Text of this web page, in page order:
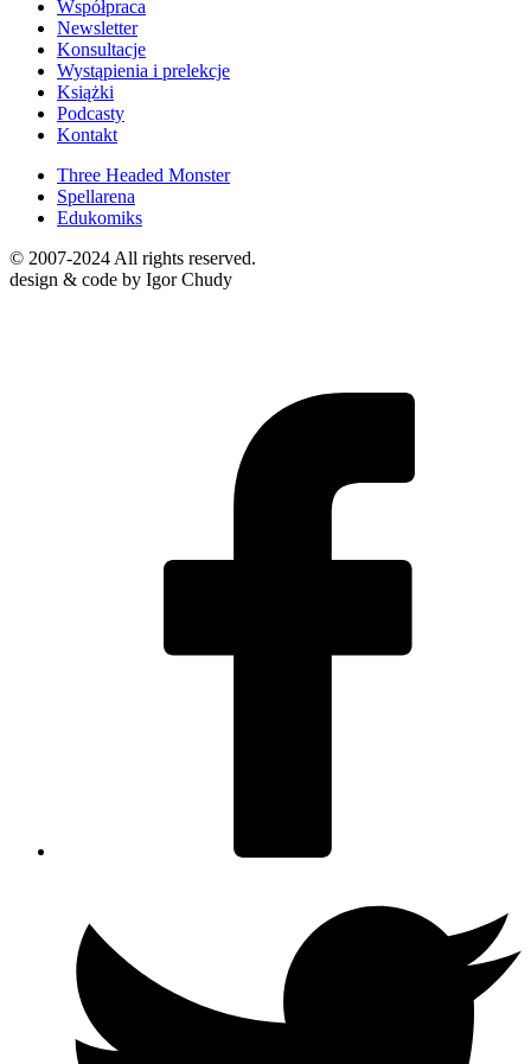
Współpraca
Newsletter
Konsultacje
Wystąpienia i prelekcje
Książki
Podcasty
Kontakt
Three Headed Monster
Spellarena
Edukomiks
© 2007-2024 All rights reserved.
design & code by Igor Chudy